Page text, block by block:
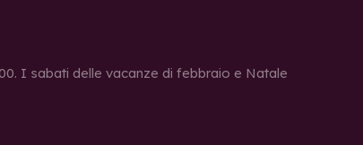
I sabati delle vacanze di febbraio e Natale